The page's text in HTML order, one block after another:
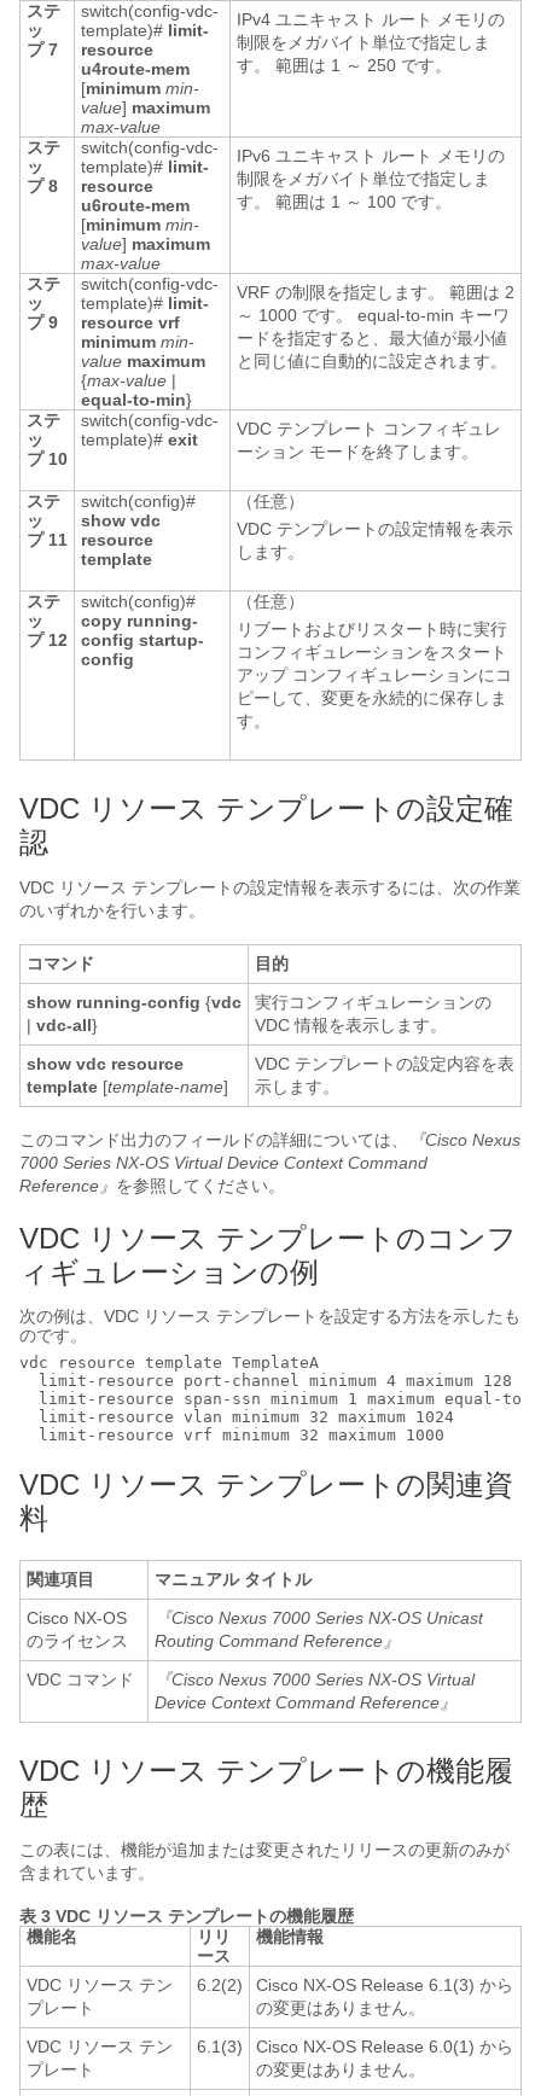
ステ
ッ
プ 7
switch(config-vdc-
template)# limit-
resource
u4route-mem
[minimum min-
value] maximum
max-value
IPv4 ユニキャスト ルート メモリの
制限をメガバイト単位で指定しま
す。 範囲は 1 ～ 250 です。
ステ
ッ
プ 8
switch(config-vdc-
template)# limit-
resource
u6route-mem
[minimum min-
value] maximum
max-value
IPv6 ユニキャスト ルート メモリの
制限をメガバイト単位で指定しま
す。 範囲は 1 ～ 100 です。
ステ
ッ
プ 9
switch(config-vdc-
template)# limit-
resource vrf
minimum min-
value maximum
{max-value |
equal-to-min}
VRF の制限を指定します。 範囲は 2
～ 1000 です。 equal-to-min キーワ
ードを指定すると、最大値が最小値
と同じ値に自動的に設定されます。
ステ
ッ
プ 10
switch(config-vdc-
template)# exit
VDC テンプレート コンフィギュレ
ーション モードを終了します。
ステ
ッ
プ 11
switch(config)#
show vdc
resource
template
（任意）
VDC テンプレートの設定情報を表示
します。
ステ
ッ
プ 12
switch(config)#
copy running-
config startup-
config
（任意）
リブートおよびリスタート時に実行
コンフィギュレーションをスタート
アップ コンフィギュレーションにコ
ピーして、変更を永続的に保存しま
す。
VDC リソース テンプレートの設定確
認
VDC リソース テンプレートの設定情報を表示するには、次の作業
のいずれかを行います。
コマンド
目的
show running-config {vdc
| vdc-all}
実行コンフィギュレーションの
VDC 情報を表示します。
show vdc resource
template [template-name]
VDC テンプレートの設定内容を表
示します。
このコマンド出力のフィールドの詳細については、
『Cisco Nexus
7000 Series NX-OS Virtual Device Context Command
Reference』 を参照してください。
VDC リソース テンプレートのコンフ
ィギュレーションの例
次の例は、VDC リソース テンプレートを設定する方法を示したも
のです。
vdc resource template TemplateA
  limit-resource port-channel minimum 4 maximum 128
limit-resource span-ssn minimum 1 maximum equal-to-
  limit-resource vlan minimum 32 maximum 1024
  limit-resource vrf minimum 32 maximum 1000
VDC リソース テンプレートの関連資
料
関連項目
マニュアル タイトル
Cisco NX-OS
のライセンス
『Cisco Nexus 7000 Series NX-OS Unicast
Routing Command Reference』
VDC コマンド
『Cisco Nexus 7000 Series NX-OS Virtual
Device Context Command Reference』
VDC リソース テンプレートの機能履
歴
この表には、機能が追加または変更されたリリースの更新のみが
含まれています。
表 3 VDC リソース テンプレートの機能履歴
機能名
リリ
ース
機能情報
VDC リソース テン
プレート
6.2(2)
Cisco NX-OS Release 6.1(3) から
の変更はありません。
VDC リソース テン
プレート
6.1(3)
Cisco NX-OS Release 6.0(1) から
の変更はありません。